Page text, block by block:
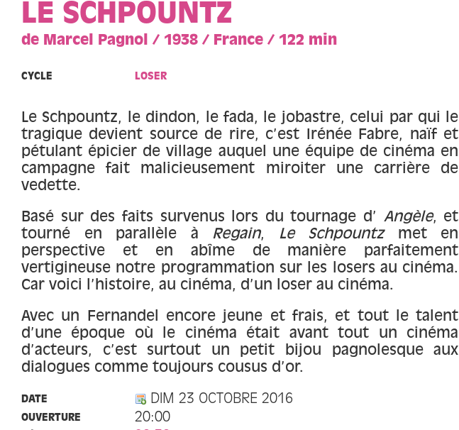
LE SCHPOUNTZ
de Marcel Pagnol / 1938 / France / 122 min
CYCLE LOSER
Le Schpountz, le dindon, le fada, le jobastre, celui par qui le
tragique devient source de rire, c’est Irénée Fabre, naïf et
pétulant épicier de village auquel une équipe de cinéma en
campagne fait malicieusement miroiter une carrière de
vedette.
Basé sur des faits survenus lors du tournage d’ Angèle, et
tourné en parallèle à Regain, Le Schpountzmet en
perspective et en abîme de manière parfaitement
vertigineuse notre programmation sur les losers au cinéma.
Car voici l’histoire, au cinéma, d’un loser au cinéma.
Avec un Fernandel encore jeune et frais, et tout le talent
d’une époque où le cinéma était avant tout un cinéma
d’acteurs, c’est surtout un petit bijou pagnolesque aux
dialogues comme toujours cousus d’or.
DATE DIM 23 OCTOBRE 2016
OUVERTURE
20:00